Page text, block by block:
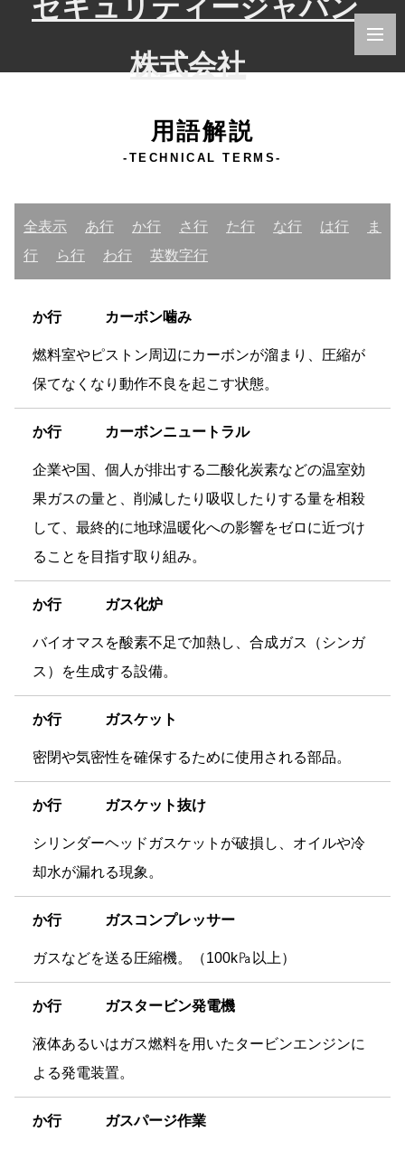
用語解説
-TECHNICAL TERMS-
全表示 あ行 か行 さ行 た行 な行 は行
ま
行
ら行 わ行 英数字行
か行 カーボン噛み
燃料室やピストン周辺にカーボンが溜まり、圧縮が
保てなくなり動作不良を起こす状態。
か行 カーボンニュートラル
企業や国、個人が排出する二酸化炭素などの温室効
果ガスの量と、削減したり吸収したりする量を相殺
して、最終的に地球温暖化への影響をゼロに近づけ
ることを目指す取り組み。
か行 ガス化炉
バイオマスを酸素不足で加熱し、合成ガス（シンガ
ス）を生成する設備。
か行 ガスケット
密閉や気密性を確保するために使用される部品。
か行 ガスケット抜け
シリンダーヘッドガスケットが破損し、オイルや冷
却水が漏れる現象。
か行 ガスコンプレッサー
ガスなどを送る圧縮機。（100k㎩以上）
か行 ガスタービン発電機
液体あるいはガス燃料を用いたタービンエンジンに
よる発電装置。
か行 ガスパージ作業